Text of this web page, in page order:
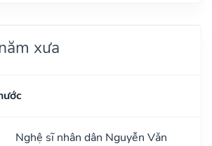
xưa
Nghệ sĩ nhân dân Nguyễn Vǎn